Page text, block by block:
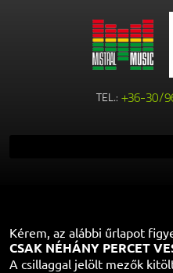
TEL.:+36-30/
Kérem, az alábbi űrlapot
CSAK NÉHÁNY PERCET
A csillaggal jelölt mezők